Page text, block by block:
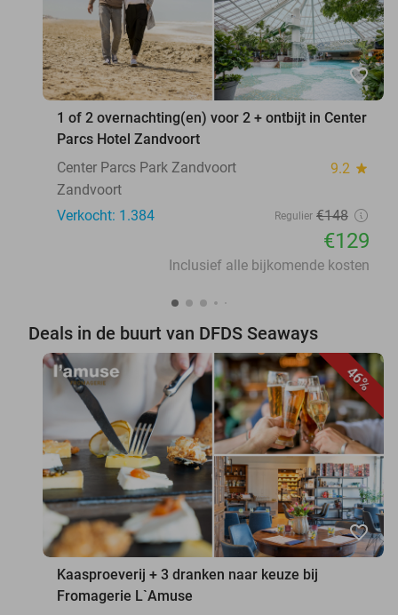
favorite_border
1 of 2 overnachting(en) voor 2 + ontbijt in Center
Parcs Hotel Zandvoort
Center Parcs Park Zandvoort
9.2 star
Zandvoort
Verkocht: 1.384
Regulier €148
€129
Inclusief alle bijkomende kosten
Deals in de buurt van DFDS Seaways
46%
favorite_border
Kaasproeverij + 3 dranken naar keuze bij
Fromagerie L`Amuse